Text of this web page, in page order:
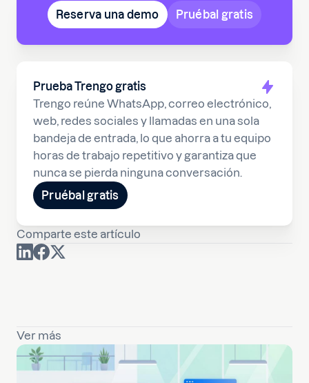
Prueba Trengo gratis
Trengo reúne WhatsApp, correo electrónico,
web, redes sociales y llamadas en una sola
bandeja de entrada, lo que ahorra a tu equipo
horas de trabajo repetitivo y garantiza que
nunca se pierda ninguna conversación.
Pruébal gratis
Comparte este artículo
Reserva una demo Pruébal gratis
Ver más